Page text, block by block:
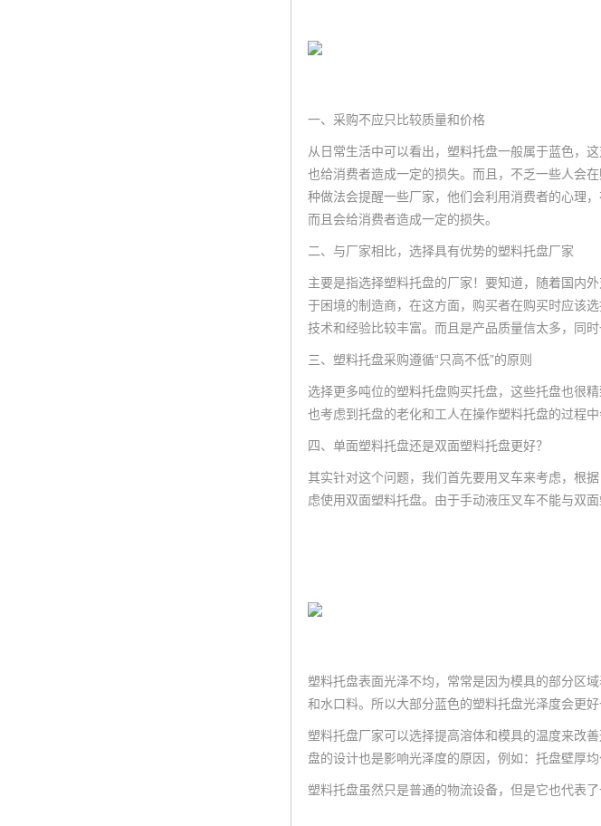
一、采购不应只比较质量和价格
从日常生活中可以看出，塑料托盘一般属于蓝色，
也给消费者造成一定的损失。而且，不乏一些人会
种做法会提醒一些厂家，他们会利用消费者的心理
而且会给消费者造成一定的损失。
二、与厂家相比，选择具有优势的塑料托盘厂家
主要是指选择塑料托盘的厂家！要知道，随着国内
于困境的制造商，在这方面，购买者在购买时应该
技术和经验比较丰富。而且是产品质量信太多，同
三、塑料托盘采购遵循“只高不低”的原则
选择更多吨位的塑料托盘购买托盘，这些托盘也很
也考虑到托盘的老化和工人在操作塑料托盘的过程
四、单面塑料托盘还是双面塑料托盘更好？
其实针对这个问题，我们首先要用叉车来考虑，根
虑使用双面塑料托盘。由于手动液压叉车不能与双
塑料托盘表面光泽不均，常常是因为模具的部分区
和水口料。所以大部分蓝色的塑料托盘光泽度会更好
塑料托盘厂家可以选择提高溶体和模具的温度来改
盘的设计也是影响光泽度的原因，例如：托盘壁厚
塑料托盘虽然只是普通的物流设备，但是它也代表